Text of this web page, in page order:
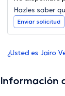
Hazles saber
Enviar solicitud
¿Usted es Jairo
Información